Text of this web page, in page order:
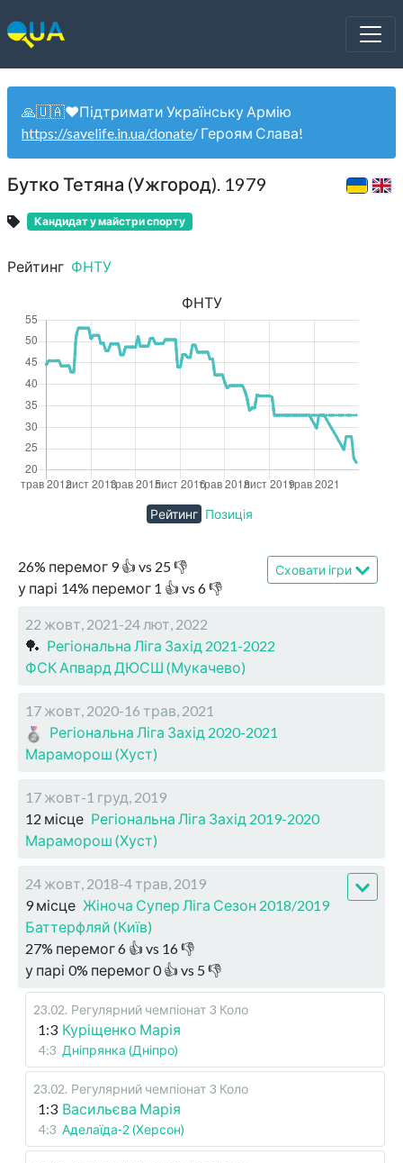
🙏🇺🇦❤️Підтримати Українську Армію
https://savelife.in.ua/donate/ Героям Слава!
Бутко Тетяна (Ужгород). 1979
Кандидат у майстри спорту
Рейтинг ФНТУ
26% перемог 9👍 vs 25👎
у парі 14% перемог 1 👍 vs 6👎
Сховати ігри
22 жовт, 2021-24 лют, 2022
🏓 Регіональна Ліга Захід 2021-2022
ФСК Апвард ДЮСШ (Мукачево)
17 жовт, 2020-16 трав, 2021
Регіональна Ліга Захід 2020-2021
Мараморош (Хуст)
17 жовт-1 груд, 2019
12 місце Регіональна Ліга Захід 2019-2020
Мараморош (Хуст)
24 жовт, 2018-4 трав, 2019
9 місце Жіноча Супер Ліга Сезон 2018/2019
Баттерфляй (Київ)
27% перемог6 👍 vs 16👎
у парі 0% перемог0👍 vs 5 👎
23.02. Регулярний чемпіонат 3 Коло
1:3 Куріщенко Марія
4:3 Дніпрянка (Дніпро)
23.02. Регулярний чемпіонат 3 Коло
1:3 Васильєва Марія
4:3 Аделаїда-2 (Херсон)
ФНТУ
Рейтинг Позиція